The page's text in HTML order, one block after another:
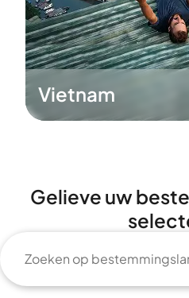
Vietnam
Gelieve uw